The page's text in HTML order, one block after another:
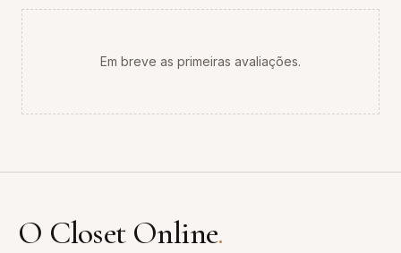
Em breve as primeiras avaliações.
O Closet Online.